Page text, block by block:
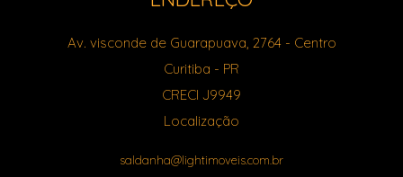
Av. visconde de Guarapuava, 2764- Centro
Curitiba - PR
CRECI J9949
Localização
saldanha@lightimoveis.com.br